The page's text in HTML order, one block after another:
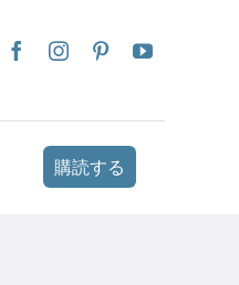
購読する